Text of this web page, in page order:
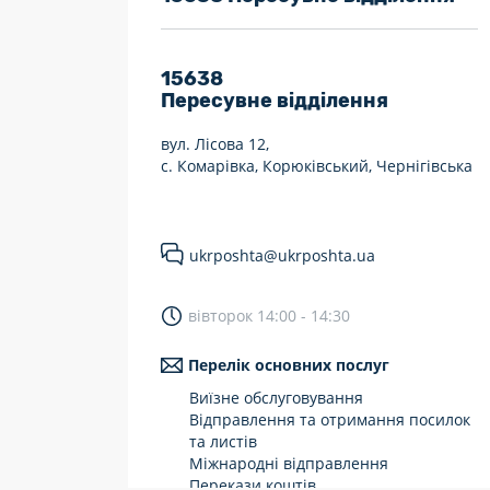
7 днів на тиждень
Працюють після 19:00
Працюють у вихідні
15638
Пересувне відділення
вул. Лісова 12,
с. Комарівка, Корюківський, Чернігівська
ukrposhta@ukrposhta.ua
вівторок 14:00 - 14:30
Перелік основних послуг
Виїзне обслуговування
Відправлення та отримання посилок
та листів
Міжнародні відправлення
Перекази коштів